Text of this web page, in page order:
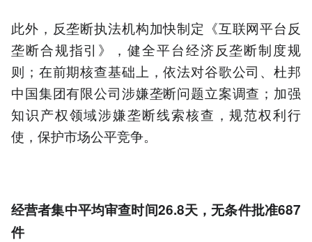
此外，反垄断执法机构加快制定《互联网平台反
垄断合规指引》，健全平台经济反垄断制度规
则；在前期核查基础上，依法对谷歌公司、杜邦
中国集团有限公司涉嫌垄断问题立案调查；加强
知识产权领域涉嫌垄断线索核查，规范权利行
使，保护市场公平竞争。
经营者集中平均审查时间26.8天，无条件批准687
件